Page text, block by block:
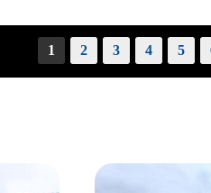
1 2 3 4 5